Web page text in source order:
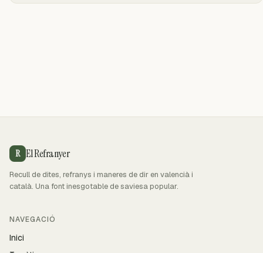
R El Refranyer
Recull de dites, refranys i maneres de dir en valencià i
català. Una font inesgotable de saviesa popular.
NAVEGACIÓ
Inici